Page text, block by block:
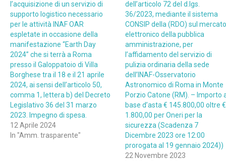
l’acquisizione di un servizio di
supporto logistico necessario
per le attività INAF OAR
espletate in occasione della
manifestazione “Earth Day
2024” che si terrà a Roma
presso il Galoppatoio di Villa
Borghese tra il 18 e il 21 aprile
2024, ai sensi dell’articolo 50,
comma 1, lettera b) del Decreto
Legislativo 36 del 31 marzo
2023. Impegno di spesa.
12 Aprile 2024
In "Amm. trasparente"
dell’articolo 72 del d.lgs.
36/2023, mediante il sistema
CONSIP della (RDO) sul mercato
elettronico della pubblica
amministrazione, per
l’affidamento del servizio di
pulizia ordinaria della sede
dell’INAF-Osservatorio
Astronomico di Roma in Monte
Porzio Catone (RM). – Importo
base d’asta € 145.800,00 oltre €
1.800,00 per Oneri per la
sicurezza (Scadenza 7
Dicembre 2023 ore 12:00
prorogata al 19 gennaio 2024))
22 Novembre 2023